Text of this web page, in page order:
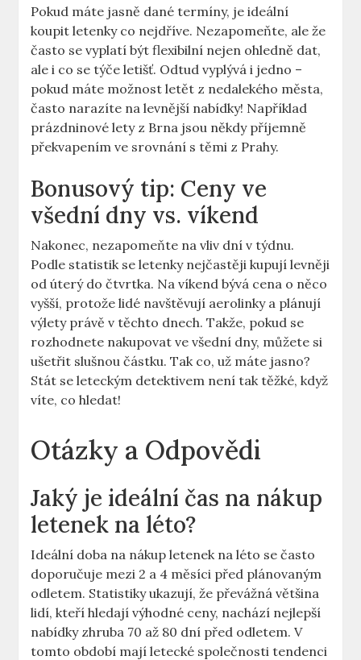
Pokud máte jasně dané termíny, je ideální
koupit letenky co nejdříve. Nezapomeňte, ale že
často se vyplatí být flexibilní nejen ohledně dat,
ale i co se týče letišť. Odtud vyplývá i jedno –
pokud máte možnost letět z nedalekého města,
často narazíte na levnější nabídky! Například
prázdninové lety z Brna jsou někdy příjemně
překvapením ve srovnání s těmi z Prahy.
Bonusový tip: Ceny ve
všední dny vs. víkend
Nakonec, nezapomeňte na vliv dní v týdnu.
Podle statistik se letenky nejčastěji kupují levněji
od úterý do čtvrtka. Na víkend bývá cena o něco
vyšší, protože lidé navštěvují aerolinky a plánují
výlety právě v těchto dnech. Takže, pokud se
rozhodnete nakupovat ve všední dny, můžete si
ušetřit slušnou částku. Tak co, už máte jasno?
Stát se leteckým detektivem není tak těžké, když
víte, co hledat!
Otázky a Odpovědi
Jaký je ideální čas na nákup
letenek na léto?
Ideální doba na nákup letenek na léto se často
doporučuje mezi 2 a 4 měsíci před plánovaným
odletem. Statistiky ukazují, že převážná většina
lidí, kteří hledají výhodné ceny, nachází nejlepší
nabídky zhruba 70 až 80 dní před odletem. V
tomto období mají letecké společnosti tendenci